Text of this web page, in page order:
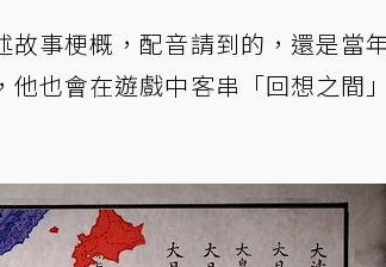
事梗概，配音請到的，還是當
也會在遊戲中客串「回想之間